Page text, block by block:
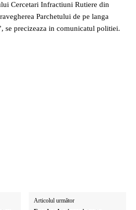
Cercetari Infractiuni Rutiere din
Parchetului de pe langa
se precizeaza in comunicatul politiei.
Articolul următor